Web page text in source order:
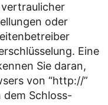
oder
Eine
Sie daran,
von “http://”
dem Schloss-